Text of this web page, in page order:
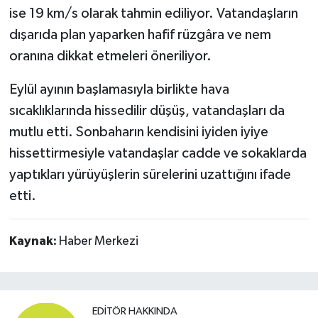
ise 19 km/s olarak tahmin ediliyor. Vatandaşların
dışarıda plan yaparken hafif rüzgâra ve nem
oranına dikkat etmeleri öneriliyor.
Eylül ayının başlamasıyla birlikte hava
sıcaklıklarında hissedilir düşüş, vatandaşları da
mutlu etti. Sonbaharın kendisini iyiden iyiye
hissettirmesiyle vatandaşlar cadde ve sokaklarda
yaptıkları yürüyüşlerin sürelerini uzattığını ifade
etti.
Kaynak: Haber Merkezi
EDITÖR HAKKINDA